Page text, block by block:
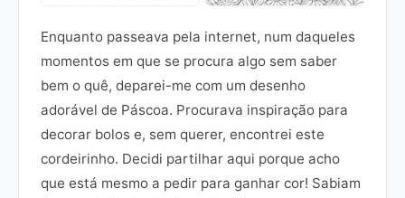
Enquanto passeava pela internet, num daqueles
momentos em que se procura algo sem saber
bem o quê, deparei-me com um desenho
adorável de Páscoa. Procurava inspiração para
decorar bolos e, sem querer, encontrei este
cordeirinho. Decidi partilhar aqui porque acho
que está mesmo a pedir para ganhar cor! Sabiam